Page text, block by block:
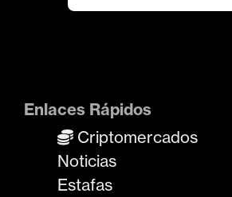
Enlaces Rápidos
Criptomercados
Noticias
Estafas